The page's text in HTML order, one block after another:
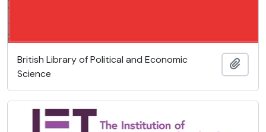
British Library of Political and Economic
Science